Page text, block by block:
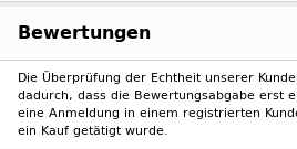
Bewertungen
Die Überprüfung der Echtheit unserer
dadurch, dass die Bewertungsabgabe erst
eine Anmeldung in einem registrierten
ein Kauf getätigt wurde.